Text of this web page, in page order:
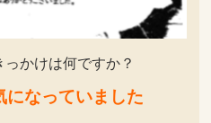
かけは何ですか？
になっていました